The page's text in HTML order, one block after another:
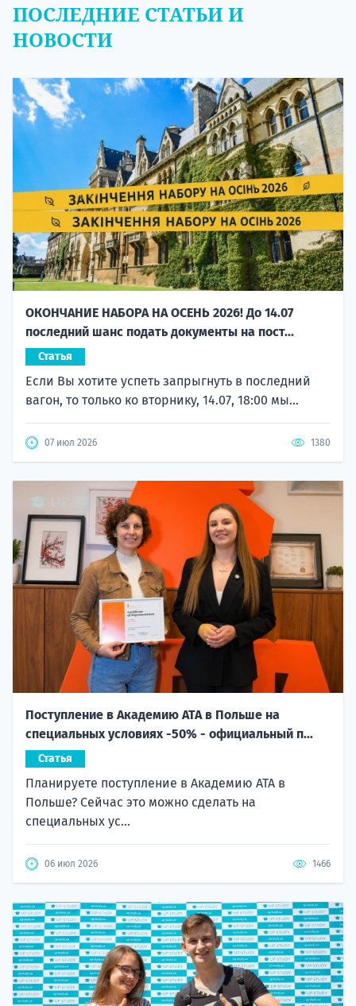
ПОСЛЕДНИЕ СТАТЬИ И
НОВОСТИ
ОКОНЧАНИЕ НАБОРА НА ОСЕНЬ 2026! До 14.07
последний шанс подать документы на пост...
Статья
Если Вы хотите успеть запрыгнуть в последний
вагон, то только ко вторнику, 14.07, 18:00 мы...
07 июл 2026 1380
Поступление в Академию ATA в Польше на
специальных условиях -50% - официальный п...
Статья
Планируете поступление в Академию ATA в
Польше? Сейчас это можно сделать на
специальных ус...
06 июл 2026 1466